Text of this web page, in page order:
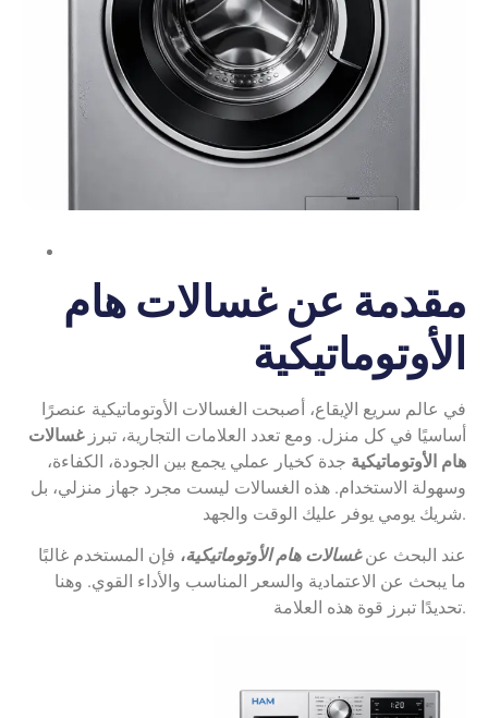
مقدمة عن غسالات هام
الأوتوماتيكية
في عالم سريع الإيقاع، أصبحت الغسالات الأوتوماتيكية عنصرًا
أساسيًا في كل منزل. ومع تعدد العلامات التجارية، تبرزغسالات
هام الأوتوماتيكية جدة كخيار عملي يجمع بين الجودة، الكفاءة،
وسهولة الاستخدام. هذه الغسالات ليست مجرد جهاز منزلي، بل
شريك يومي يوفر عليك الوقت والجهد.
عند البحث عن غسالات هام الأوتوماتيكية، فإن المستخدم غالبًا
ما يبحث عن الاعتمادية والسعر المناسب والأداء القوي. وهنا
تحديدًا تبرز قوة هذه العلامة.